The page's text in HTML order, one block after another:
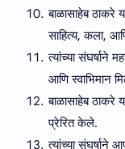
बाळासाहेब ठाकरे
साहित्य, कला,
त्यांच्या संघर्षाने
आणि स्वाभिमान
बाळासाहेब ठाकरे
प्रेरित केले.
त्यांच्या संघर्षाने